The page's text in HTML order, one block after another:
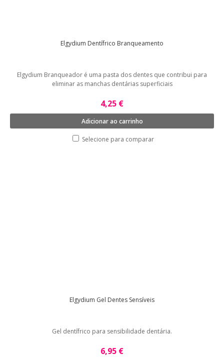
Elgydium Dentífrico Branqueamento
Elgydium Branqueador é uma pasta dos dentes que contribui para
eliminar as manchas dentárias superficiais
4,25 €
Adicionar ao carrinho
Selecione para comparar
Elgydium Gel Dentes Sensíveis
Gel dentífrico para sensibilidade dentária.
6,95 €